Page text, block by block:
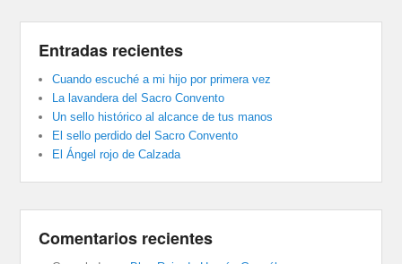
Entradas recientes
Cuando escuché a mi hijo por primera vez
La lavandera del Sacro Convento
Un sello histórico al alcance de tus manos
El sello perdido del Sacro Convento
El Ángel rojo de Calzada
Comentarios recientes